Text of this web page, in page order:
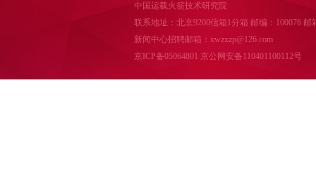
中国运载火箭技术研究院
联系地址：北京9200信箱1分箱 邮编：100076 邮
新闻中心招聘邮箱：xwzxzp@126.com
京ICP备05064801 京公网安备110401100112号